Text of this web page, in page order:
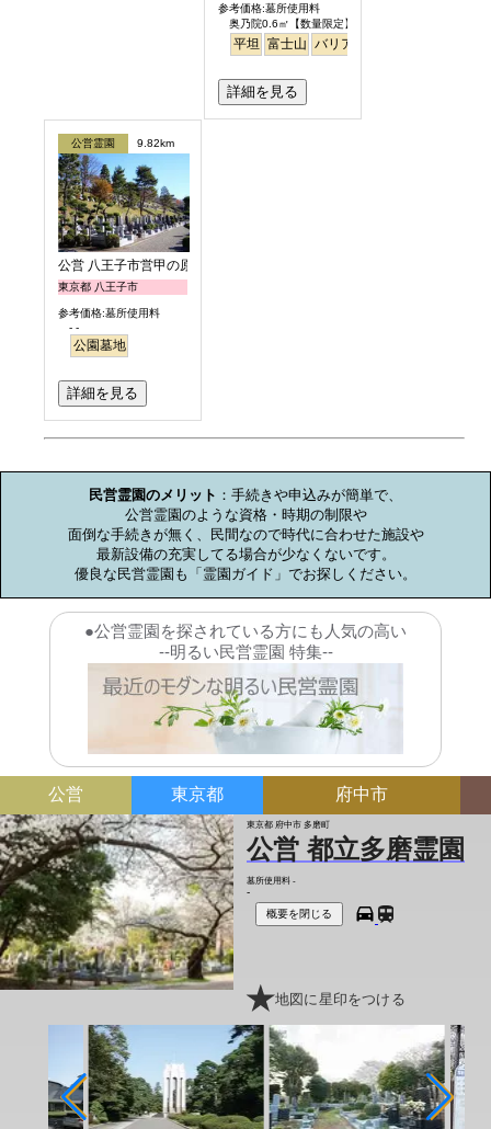
参考価格:墓所使用料
奥乃院0.6㎡【数量限定】 24万円より
平坦 富士山 バリアフリー
詳細を見る
公営霊園 9.82km
公営 八王子市営甲の原霊園
東京都 八王子市
参考価格:墓所使用料
- -
公園墓地
詳細を見る
民営霊園のメリット ：手続きや申込みが簡単で、
公営霊園のような資格・時期の制限や
面倒な手続きが無く、民間なので時代に合わせた施設や
最新設備の充実してる場合が少なくないです。
優良な民営霊園も「霊園ガイド」でお探しください。
●公営霊園を探されている方にも人気の高い
--明るい民営霊園 特集--
公営 東京都 府中市
東京都 府中市 多磨町
公営 都立多磨霊園
墓所使用料 -
-
概要を閉じる
地図に星印をつける